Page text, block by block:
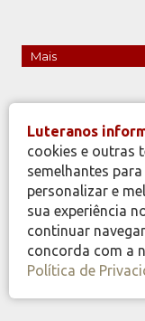
Mais
Luteranos
cookies e outras
semelhantes para
personalizar e
sua experiência
continuar
concorda com a
Política de